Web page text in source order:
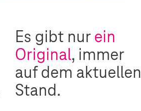
Es gibt nurein
Original, immer
auf dem aktuellen
Stand.